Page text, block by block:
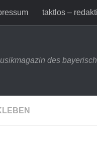
taktlos –
des